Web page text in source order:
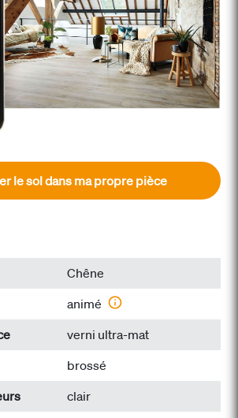
le sol dans ma propre pièce
Chêne
animé
verni ultra-mat
brossé
clair